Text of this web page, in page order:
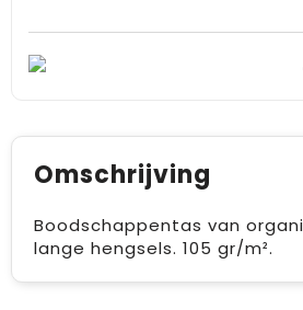
Omschrijving
Boodschappentas van
lange hengsels. 105 gr/m².